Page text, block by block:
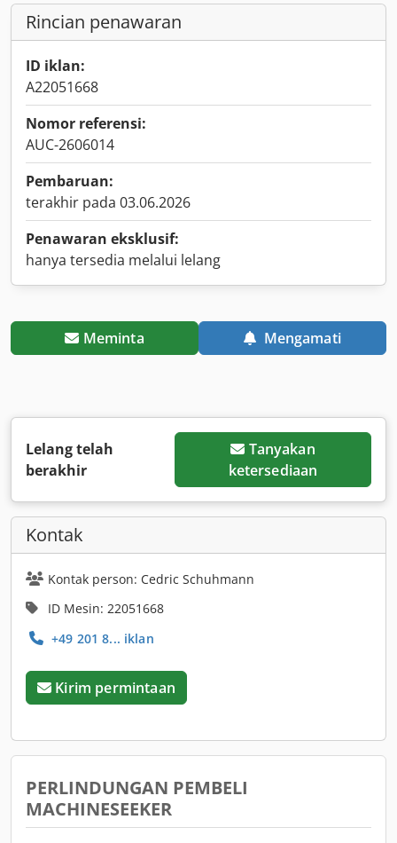
Rincian penawaran
ID iklan:
A22051668
Nomor referensi:
AUC-2606014
Pembaruan:
terakhir pada 03.06.2026
Penawaran eksklusif:
hanya tersedia melalui lelang
Meminta Mengamati
Lelang telah
berakhir
Tanyakan
ketersediaan
Kontak
Kontak person: Cedric Schuhmann
ID Mesin: 22051668
+49 201 8... iklan
Kirim permintaan
PERLINDUNGAN PEMBELI
MACHINESEEKER